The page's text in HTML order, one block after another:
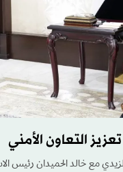
التعاون الأمني
مع خالد الحميدان رئيس